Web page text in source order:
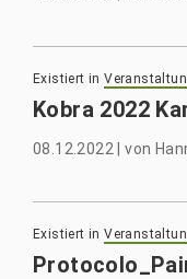
Existiert in
Kobra 2022
08.12.2022 |von
Existiert in